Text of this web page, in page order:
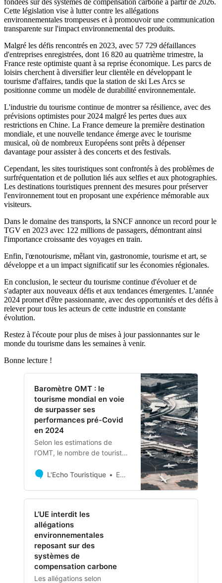
Cette législation vise à lutter contre les allégations
environnementales trompeuses et à promouvoir une communication
transparente sur l'impact environnemental des produits.
Malgré les défis rencontrés en 2023, avec 57 729 défaillances
d'entreprises enregistrées, dont 16 820 au quatrième trimestre, la
France reste optimiste quant à sa reprise économique. Les parcs de
loisirs cherchent à diversifier leur clientèle en développant le
tourisme d'affaires, tandis que la station de ski Les Arcs se
positionne comme un modèle de durabilité environnementale.
L'industrie du tourisme continue de montrer sa résilience, avec des
prévisions optimistes pour 2024 malgré les pertes dues aux
restrictions en Chine. La France demeure la première destination
mondiale, et une nouvelle tendance émerge avec le tourisme
musical, où de nombreux Européens sont prêts à dépenser
davantage pour assister à des concerts et des festivals.
Cependant, les sites touristiques sont confrontés à des problèmes de
surfréquentation et de pollution liés aux selfies et aux photographies.
Les destinations touristiques prennent des mesures pour préserver
l'environnement tout en proposant une expérience mémorable aux
visiteurs.
Dans le domaine des transports, la SNCF annonce un record pour le
TGV en 2023 avec 122 millions de passagers, démontrant ainsi
l'importance croissante des voyages en train.
Enfin, l'œnotourisme, mêlant vin, gastronomie, tourisme et art, se
développe et a un impact significatif sur les économies régionales.
En conclusion, le secteur du tourisme continue d'évoluer et de
s'adapter aux nouveaux défis et aux tendances émergentes. L'année
2024 promet d'être passionnante, avec des opportunités et des défis à
relever pour tous les acteurs de cette industrie en constante
évolution.
Restez à l'écoute pour plus de mises à jour passionnantes sur le
monde du tourisme dans les semaines à venir.
Bonne lecture !
Baromètre OMT : le
tourisme mondial en voie
de surpasser ses
performances pré-Covid
en 2024
Selon les estimations de
l’OMT, le nombre de touristes
dépasser de 2% les
L'Echo Touristique Emilie Vignon avec L’AFP
L’UE interdit les
allégations
environnementales
reposant sur des
systèmes de
compensation carbone
Les allégations selon